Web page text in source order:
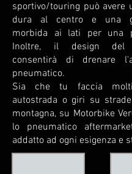
sportivo/touring può avere
dura al centro e una
morbida ai lati per una
Inoltre, il design del
consentirà di drenare
pneumatico.
Sia che tu faccia
autostrada o giri su
montagna, su Motorbike
lo pneumatico
addatto ad ogni esigenza e